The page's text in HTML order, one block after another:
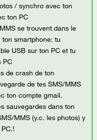
/ synchro avec ton
ton PC
se trouvent dans le
smartphone: tu
USB sur ton PC et tu
PC
de crash de ton
de tes SMS/MMS
ton compte gmail.
sauvegardes dans ton
MMS (y.c. les photos) y